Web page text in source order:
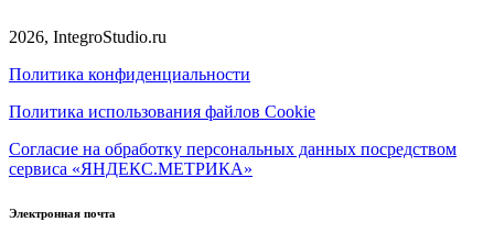
2026, IntegroStudio.ru
Политика конфиденциальности
Политика использования файлов Cookie
Согласие на обработку персональных данных посредством
сервиса «ЯНДЕКС.МЕТРИКА»
Электронная почта